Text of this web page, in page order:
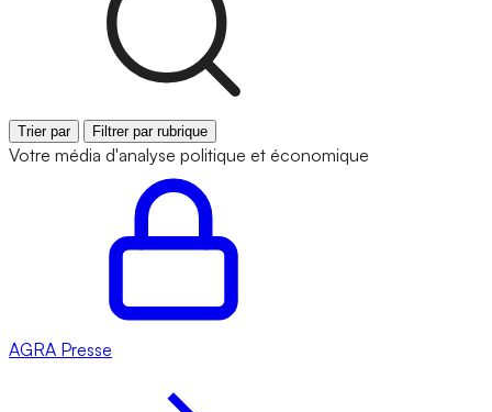
Trier par Filtrer par rubrique
Votre média d'analyse politique et économique
AGRA Presse